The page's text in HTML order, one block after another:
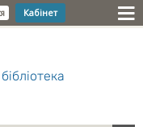
Кабінет